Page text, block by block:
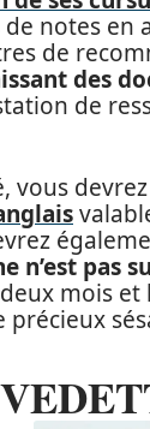
de notes
de
des
de
vous
n’est
mois